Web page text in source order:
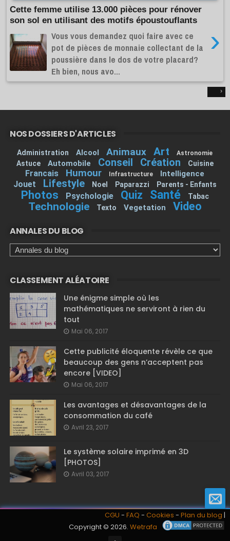
Cette femme utilise 13.000 pièces pour rénover
son sol en utilisant des motifs époustouflants
›
Vous vous demandez quoi faire avec ce
pot de pièces de monnaie collectant de la
poussière dans le dos de votre placard?
Eh bien, nous avo...
›
NOS DOSSIERS D'ARTICLES
Administration Alcool Animaux Art Astronomie
Astuce Automobile Conseil Création Cuisine
Francais Humour Infrastructure Intelligence
Jouet Lifestyle Noel Paparazzi Parents - Enfants
Photos Psychologie Quiz Santé Tabac
Technologie Texto Vegetation Video
ANNALES DU BLOG
CLASSEMENT ALÉATOIRE
Une énigme simple où les
mathématiques ne serviront à rien du
tout
Mai 06, 2017
Cette publicité éloquente révèle ce que
beaucoup des gens n’acceptent pas
encore [VIDEO]
Mai 06, 2017
Les avantages et désavantages de la
consommation du café
Avril 23, 2017
Le système solaire imprimé en 3D
[PHOTOS]
Avril 03, 2017
CGU -FAQ -Cookies -Plan du blog |
Copyright ©2026.Wetrafa